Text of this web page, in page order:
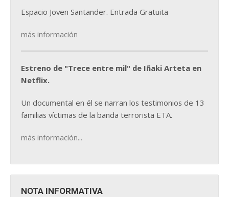
Espacio Joven Santander. Entrada Gratuita
más información
Estreno de "Trece entre mil" de Iñaki Arteta en
Netflix.
Un documental en él se narran los testimonios de 13
familias víctimas de la banda terrorista ETA.
más información...
NOTA INFORMATIVA